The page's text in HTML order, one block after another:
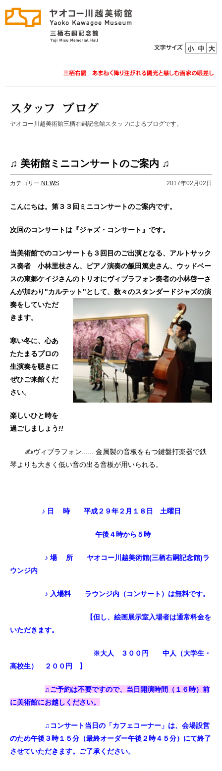
ヤオコー川越美術館三栖右嗣記念館スタッフによるブログです。
♫ 美術館ミニコンサートのご案内 ♫
カテゴリー:NEWS 2017年02月02日
こんにちは。第３３回ミニコンサートのご案内です。
次回のコンサートは『ジャズ・コンサート』です。
当美術館でのコンサートも３回目のご出演となる、アルトサック
ス奏者 小林里枝さん、ピアノ演奏の飯田篤史さん、ウッドベー
スの東郷ケイジさんのトリオにヴィブラフォン奏者の小林啓一さ
んが加わり"カルテット"として、 数々のスタンダードジャズの演
奏をしていただ
きます。
寒い冬に、心あ
たたまるプロの
生演奏を聴きに
ぜひご来館くだ
さい。
楽しいひと時を
過ごしましょう!!
✍ヴィブラフォン...... 金属製の音板をもつ鍵盤打楽器で鉄
琴よりも大きく低い音の出る音板が用いられる。
♪ 日 時 平成２９年２月１８日 土曜日
午後４時から５時
♪ 場 所 ヤオコー川越美術館(三栖右嗣記念館)ラ
ウンジ内
♪ 入場料 ラウンジ内（コンサート）は無料です。
【但し、絵画展示室入場者は通常料金を
いただきます。
※大人 ３００円 中人（大学生・
高校生） ２００円 】
♫ご予約は不要ですので、当日開演時間（１６時）前
に美術館にお越しください。
♫コンサート当日の「カフェコーナー」 は、会場設営
のため午後３時１５分（最終オーダー午後２時４５分）にて終了
させていただきます。ご了承ください。